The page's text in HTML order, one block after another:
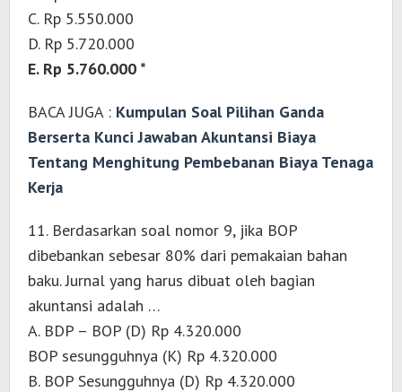
C. Rp 5.550.000
D. Rp 5.720.000
E. Rp 5.760.000 *
BACA JUGA : Kumpulan Soal Pilihan Ganda
Berserta Kunci Jawaban Akuntansi Biaya
Tentang Menghitung Pembebanan Biaya Tenaga
Kerja
11. Berdasarkan soal nomor 9, jika BOP
dibebankan sebesar 80% dari pemakaian bahan
baku. Jurnal yang harus dibuat oleh bagian
akuntansi adalah …
A. BDP – BOP (D) Rp 4.320.000
BOP sesungguhnya (K) Rp 4.320.000
B. BOP Sesungguhnya (D) Rp 4.320.000